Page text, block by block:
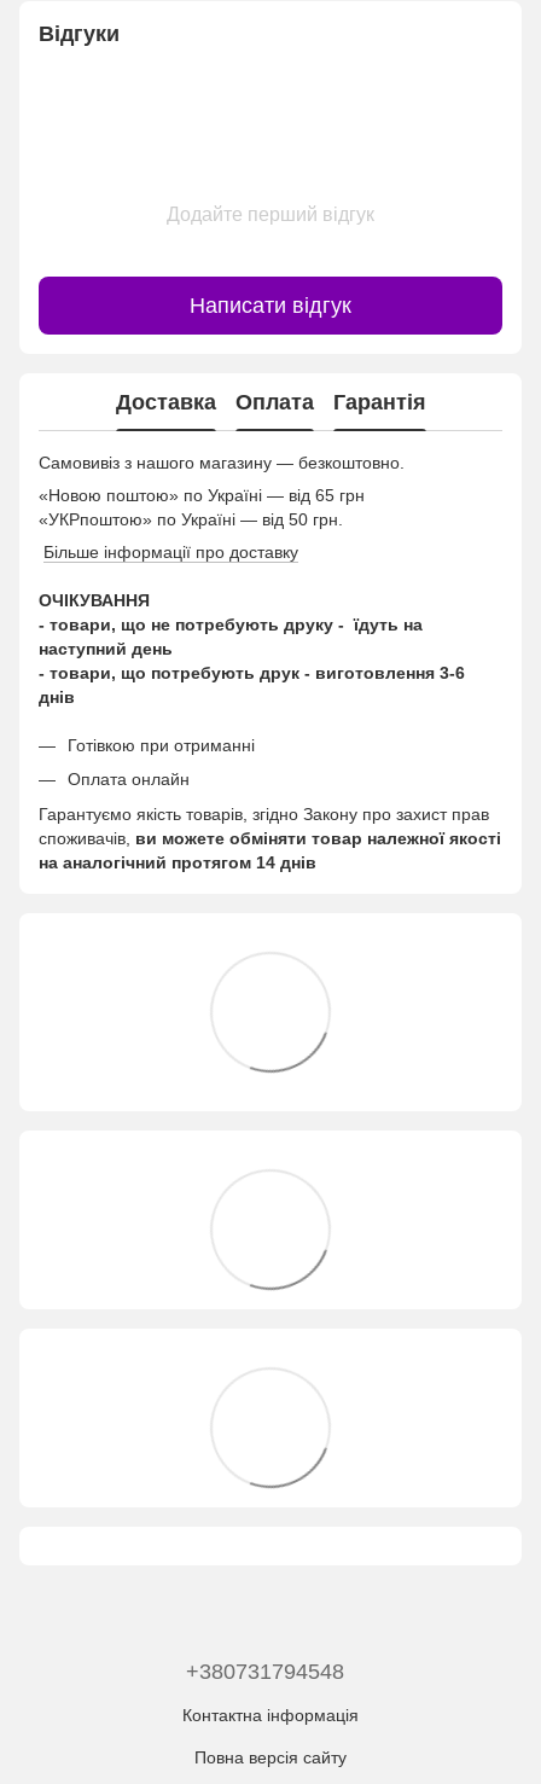
Відгуки
Додайте перший відгук
Написати відгук
Доставка Оплата Гарантія
Самовивіз з нашого магазину — безкоштовно.
«Новою поштою» по Україні — від 65 грн
«УКРпоштою» по Україні — від 50 грн.
Більше інформації про доставку
ОЧІКУВАННЯ
- товари, що не потребують друку - їдуть на
наступний день
- товари, що потребують друк - виготовлення 3-6
днів
Готівкою при отриманні
Оплата онлайн
Гарантуємо якість товарів, згідно Закону про захист прав
споживачів, ви можете обміняти товар належної якості
на аналогічний протягом 14 днів
+380731794548
Контактна інформація
Повна версія сайту